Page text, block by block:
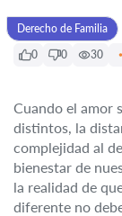
Derecho de Familia
0
0 30
Cuando el amor
distintos, la
complejidad al
bienestar de
la realidad de
diferente no